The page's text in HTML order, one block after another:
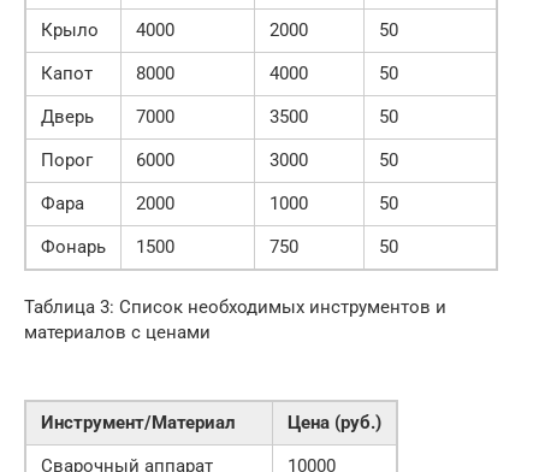
Крыло
4000 2000
50
Капот
8000 4000
50
Дверь
7000 3500
50
Порог
6000 3000
50
Фара
2000 1000
50
Фонарь
1500 750 50
Таблица 3: Список необходимых инструментов и
материалов с ценами
Инструмент/Материал
Цена (руб.)
Сварочный аппарат
10000